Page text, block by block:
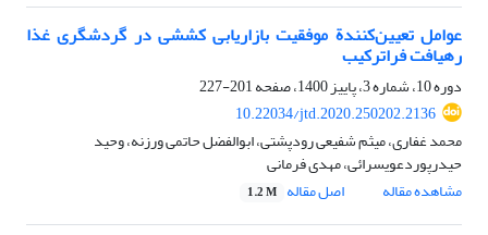
عوامل تعیین‌کنندة موفقیت بازاریابی کششی در گردشگری غذا
رهیافت فراترکیب
دوره 10، شماره 3، پاییز 1400، صفحه
201-227
10.22034/jtd.2020.250202.2136
محمد غفاری، میثم شفیعی رودپشتی، ابوالفضل حاتمی ورزنه، وحید
حیدرپوردعویسرائی، مهدی فرمانی
مشاهده مقاله
اصل مقاله 1.2 M